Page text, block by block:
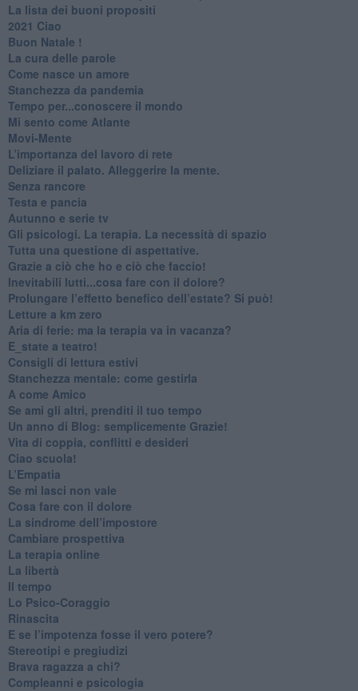
​La lista dei buoni propositi
2021 Ciao
Buon Natale !
​La cura delle parole
​Come nasce un amore
Stanchezza da pandemia
​Tempo per...conoscere il mondo
​Mi sento come Atlante
​Movi-Mente
​L’importanza del lavoro di rete
​Deliziare il palato. Alleggerire la mente.
​Senza rancore
​Testa e pancia
​Autunno e serie tv
​Gli psicologi. La terapia. La necessità di spazio
​Tutta una questione di aspettative.
​Grazie a ciò che ho e ciò che faccio!
​Inevitabili lutti...cosa fare con il dolore?
Prolungare l’effetto benefico dell’estate? Si può!
​Letture a km zero
​Aria di ferie: ma la terapia va in vacanza?
​E_state a teatro!
​Consigli di lettura estivi
​Stanchezza mentale: come gestirla
​A come Amico
​Se ami gli altri, prenditi il tuo tempo
​Un anno di Blog: semplicemente Grazie!
​Vita di coppia, conflitti e desideri
​Ciao scuola!
​L’Empatia
​Se mi lasci non vale
Cosa fare con il dolore
​La sindrome dell’impostore
​Cambiare prospettiva
La terapia online
La libertà
​Il tempo
​Lo Psico-Coraggio
Rinascita
​E se l’impotenza fosse il vero potere?
Stereotipi e pregiudizi
​Brava ragazza a chi?
​Compleanni e psicologia